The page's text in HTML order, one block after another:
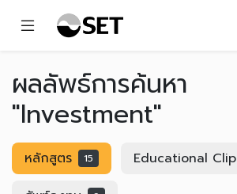
ผลลัพธ์การค้นหา
"Investment"
หลักสูตร 15 Educational Clip